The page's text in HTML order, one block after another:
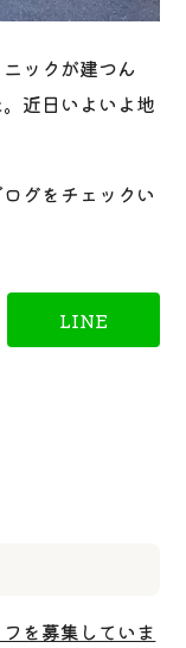
ックが建つん
近日いよいよ地
グをチェックい
LINE
を募集していま